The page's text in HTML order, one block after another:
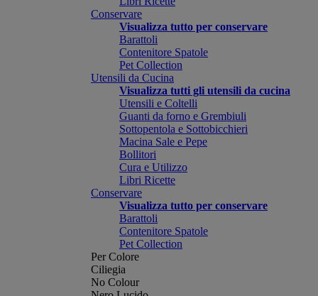
Conservare
Visualizza tutto per conservare
Barattoli
Contenitore Spatole
Pet Collection
Utensili da Cucina
Visualizza tutti gli utensili da cucina
Utensili e Coltelli
Guanti da forno e Grembiuli
Sottopentola e Sottobicchieri
Macina Sale e Pepe
Bollitori
Cura e Utilizzo
Libri Ricette
Conservare
Visualizza tutto per conservare
Barattoli
Contenitore Spatole
Pet Collection
Per Colore
Ciliegia
No Colour